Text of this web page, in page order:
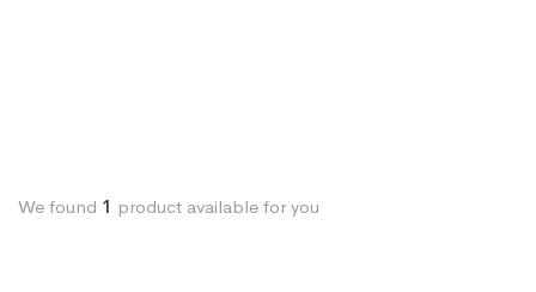
We found 1 product available for you